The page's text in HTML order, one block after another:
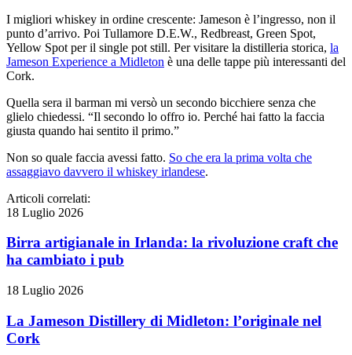
I migliori whiskey in ordine crescente: Jameson è l’ingresso, non il
punto d’arrivo. Poi Tullamore D.E.W., Redbreast, Green Spot,
Yellow Spot per il single pot still. Per visitare la distilleria storica, la
Jameson Experience a Midleton è una delle tappe più interessanti del
Cork.
Quella sera il barman mi versò un secondo bicchiere senza che
glielo chiedessi. “Il secondo lo offro io. Perché hai fatto la faccia
giusta quando hai sentito il primo.”
Non so quale faccia avessi fatto. So che era la prima volta che
assaggiavo davvero il whiskey irlandese.
Articoli correlati:
18 Luglio 2026
Birra artigianale in Irlanda: la rivoluzione craft che
ha cambiato i pub
18 Luglio 2026
La Jameson Distillery di Midleton: l’originale nel
Cork